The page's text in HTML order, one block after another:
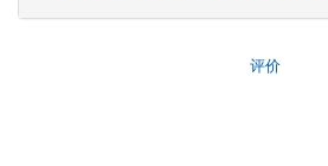
评价